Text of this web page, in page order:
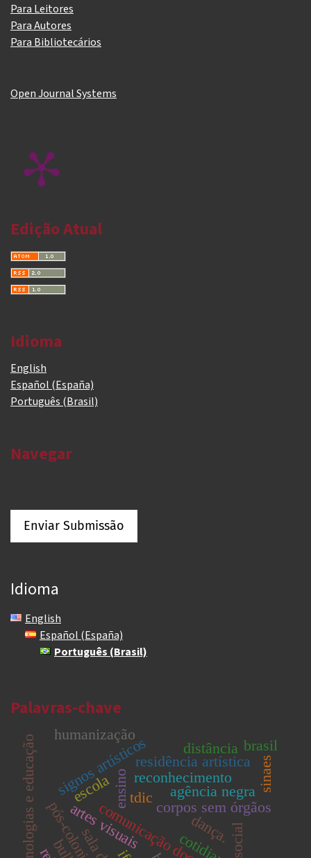
Para Leitores
Para Autores
Para Bibliotecários
Open Journal Systems
Edição Atual
Idioma
English
Español (España)
Português (Brasil)
Navegar
Enviar Submissão
Idioma
English
Español (España)
Português (Brasil)
Palavras-chave
comunicação docente
corpos sem órgãos
ensino agência negra
pós-colonial dança.
tdic
reconhecimento
signos artísticos
artes visuais
tecnologias e educação residência artística sinaes
distância
humanização
brasil
escola